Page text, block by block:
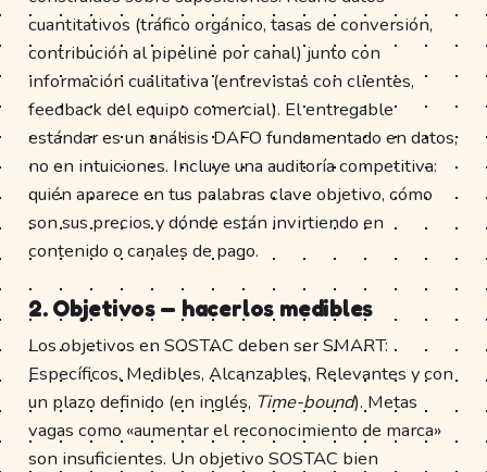
cuantitativos (tráfico orgánico, tasas de conversión,
contribución al pipeline por canal) junto con
información cualitativa (entrevistas con clientes,
feedback del equipo comercial). El entregable
estándar es un análisis DAFO fundamentado en datos,
no en intuiciones. Incluye una auditoría competitiva:
quién aparece en tus palabras clave objetivo, cómo
son sus precios y dónde están invirtiendo en
contenido o canales de pago.
2. Objetivos — hacerlos medibles
Los objetivos en SOSTAC deben ser SMART:
Específicos, Medibles, Alcanzables, Relevantes y con
un plazo definido (en inglés, Time-bound). Metas
vagas como «aumentar el reconocimiento de marca»
son insuficientes. Un objetivo SOSTAC bien